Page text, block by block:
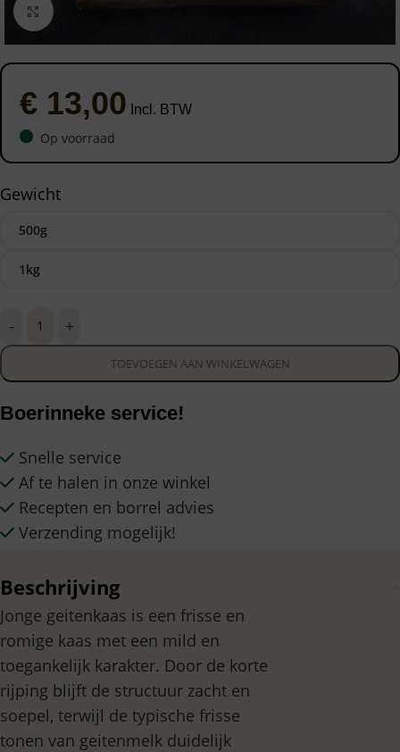
Click to enlarge
€ 13,00 Incl. BTW
Op voorraad
Gewicht
500g
1kg
- +
TOEVOEGEN AAN WINKELWAGEN
Boerinneke service!
Snelle service
Af te halen in onze winkel
Recepten en borrel advies
Verzending mogelijk!
Beschrijving
Jonge geitenkaas is een frisse en
romige kaas met een mild en
toegankelijk karakter. Door de korte
rijping blijft de structuur zacht en
soepel, terwijl de typische frisse
tonen van geitenmelk duidelijk